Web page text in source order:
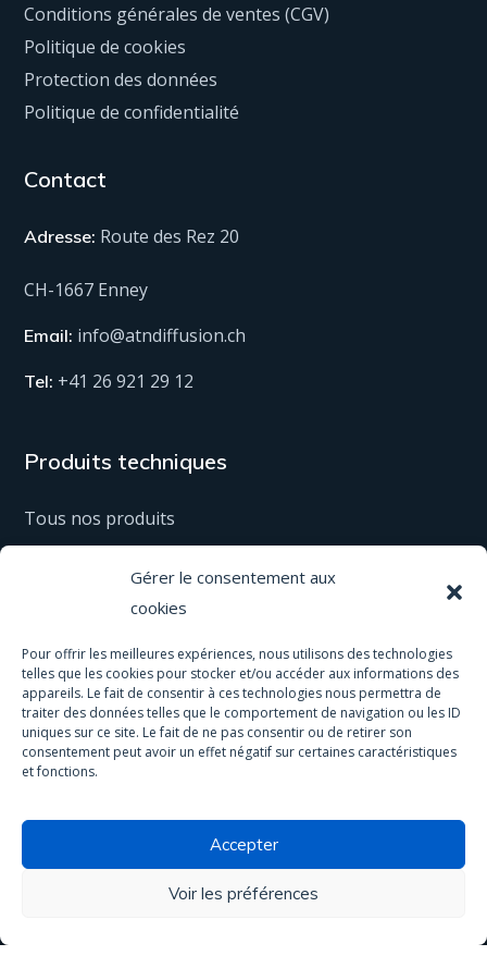
Gérer le consentement aux
cookies
Pour offrir les meilleures expériences, nous utilisons des technologies
telles que les cookies pour stocker et/ou accéder aux informations des
appareils. Le fait de consentir à ces technologies nous permettra de
traiter des données telles que le comportement de navigation ou les ID
uniques sur ce site. Le fait de ne pas consentir ou de retirer son
consentement peut avoir un effet négatif sur certaines caractéristiques
et fonctions.
Accepter
Voir les préférences
Conditions générales de ventes (CGV)
Politique de cookies
Protection des données
Politique de confidentialité
Contact
Adresse: Route des Rez 20
CH-1667 Enney
Email: info@atndiffusion.ch
Tel: +41 26 921 29 12
Produits techniques
Tous nos produits
Equipement de protection
Spas & Piscines
Traitement antidérapant